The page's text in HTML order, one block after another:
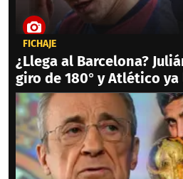
FICHAJE
¿Llega al Barcelona?
giro de 180° y Atlético